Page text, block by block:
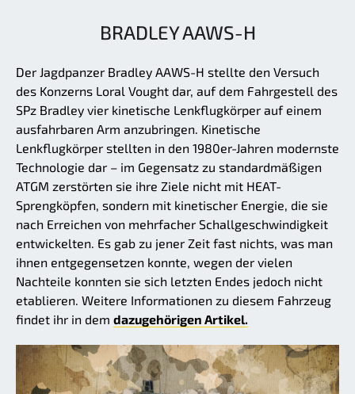
BRADLEY AAWS-H
Der Jagdpanzer Bradley AAWS-H stellte den Versuch
des Konzerns Loral Vought dar, auf dem Fahrgestell des
SPz Bradley vier kinetische Lenkflugkörper auf einem
ausfahrbaren Arm anzubringen. Kinetische
Lenkflugkörper stellten in den 1980er-Jahren modernste
Technologie dar – im Gegensatz zu standardmäßigen
ATGM zerstörten sie ihre Ziele nicht mit HEAT-
Sprengköpfen, sondern mit kinetischer Energie, die sie
nach Erreichen von mehrfacher Schallgeschwindigkeit
entwickelten. Es gab zu jener Zeit fast nichts, was man
ihnen entgegensetzen konnte, wegen der vielen
Nachteile konnten sie sich letzten Endes jedoch nicht
etablieren. Weitere Informationen zu diesem Fahrzeug
findet ihr in dem dazugehörigen Artikel.